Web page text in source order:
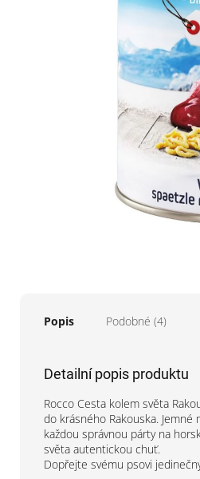
Popis Podobné (4)
Detailní popis produktu
Rocco Cesta kolem světa
do krásného Rakouska.
každou správnou párty na
světa autentickou chuť.
Dopřejte svému psovi